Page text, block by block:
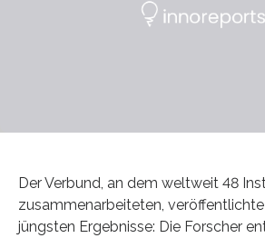
Der Verbund, an dem weltweit 48
zusammenarbeiteten,
jüngsten Ergebnisse: Die Forscher